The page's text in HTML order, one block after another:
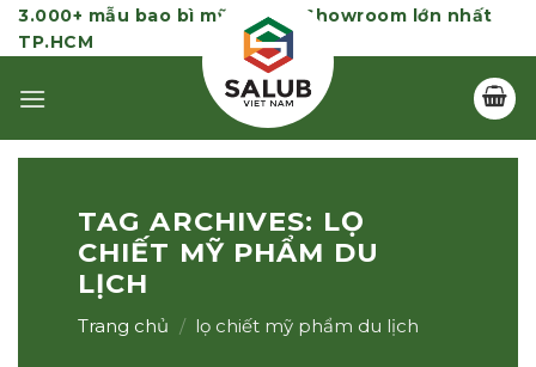
Skip
to
3.000+ mẫu bao bì mỹ phẩm | Showroom lớn nhất
TP.HCM
TAG ARCHIVES: LỌ
CHIẾT MỸ PHẨM DU
LỊCH
Trang chủ / lọ chiết mỹ phẩm du lịch